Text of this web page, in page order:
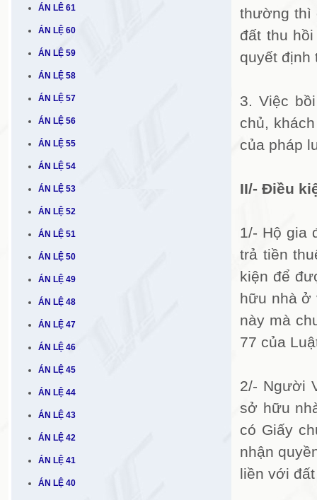
ÁN LÊ 61
ÁN LỆ 60
ÁN LỆ 59
ÁN LỆ 58
ÁN LỆ 57
ÁN LỆ 56
ÁN LỆ 55
ÁN LỆ 54
ÁN LỆ 53
ÁN LỆ 52
ÁN LỆ 51
ÁN LỆ 50
ÁN LỆ 49
ÁN LỆ 48
ÁN LỆ 47
ÁN LỆ 46
ÁN LỆ 45
ÁN LỆ 44
ÁN LỆ 43
ÁN LỆ 42
ÁN LỆ 41
ÁN LỆ 40
thường thì
đất thu
quyết định
3. Việc
chủ,
của pháp
II/- Điều
1/- Hộ gia
trả tiền
kiện để
hữu nhà ở
này mà
77 của
2/- Người
sở hữu
có Giấy
nhận
liền với